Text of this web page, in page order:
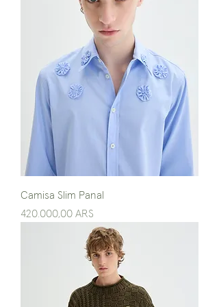
Camisa Slim Panal
Precio
420.000,00 ARS